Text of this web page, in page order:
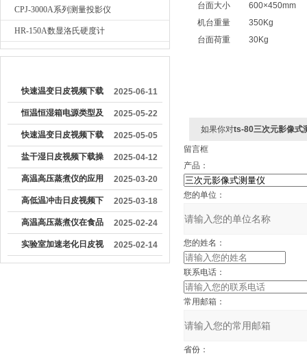
CPJ-3000A系列测量投影仪
HR-150A数显洛氏硬度计
快速温变日皮视频下载
的运行原理是什么
2025-06-11
恒温恒湿箱电源类型及
其对设备运行的影响分
析
2025-05-22
快速温变日皮视频下载
的正确操作流程
2025-05-05
盐干湿日皮视频下载操
作方法及注意事项
2025-04-12
高温高压蒸煮仪的应用
领域及设计特点
2025-03-20
高低温冲击日皮视频下
载操作方法
2025-03-18
高温高压蒸煮仪在食品
加工行业中具有重要作
用
2025-02-24
实验室加速老化日皮视
频下载
2025-02-14
台面大小
600×450mm
机台重量
350Kg
台面荷重
30Kg
如果你对ts-80三次元影像式
留言框
产品：
您的单位：
您的姓名：
联系电话：
常用邮箱：
省份：